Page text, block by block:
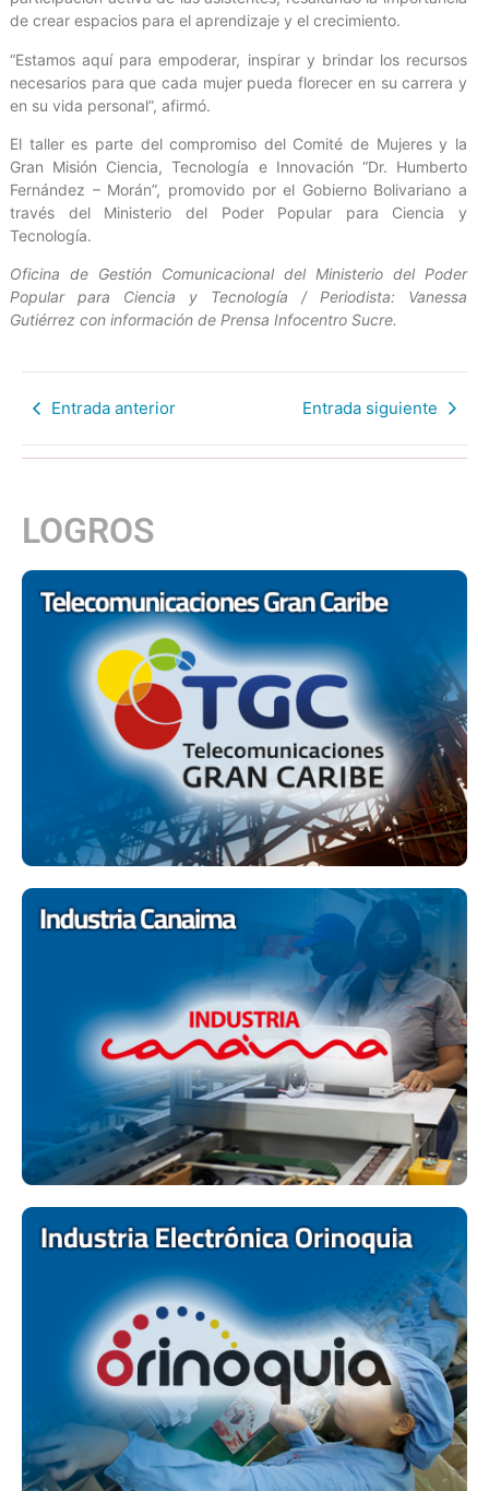
de crear espacios para el aprendizaje y el crecimiento.
“Estamos aquí para empoderar, inspirar y brindar los recursos
necesarios para que cada mujer pueda florecer en su carrera y
en su vida personal”, afirmó.
El taller es parte del compromiso del Comité de Mujeres y la
Gran Misión Ciencia, Tecnología e Innovación “Dr. Humberto
Fernández – Morán”, promovido por el Gobierno Bolivariano a
través del Ministerio del Poder Popular para Ciencia y
Tecnología.
Oficina de Gestión Comunicacional del Ministerio del Poder
Popular para Ciencia y Tecnología / Periodista: Vanessa
Gutiérrez con información de Prensa Infocentro Sucre.
Entrada anterior Entrada siguiente
LOGROS